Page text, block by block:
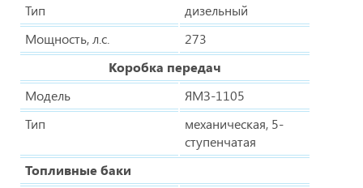
Тип
дизельный
Мощность, л.с.
273
Коробка передач
Модель
ЯМЗ-1105
Тип
механическая, 5-
ступенчатая
Топливные баки